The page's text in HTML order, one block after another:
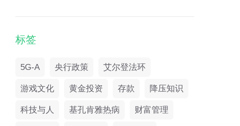
标签
5G-A 央行政策 艾尔登法环
游戏文化 黄金投资 存款 降压知识
科技与人 基孔肯雅热病 财富管理